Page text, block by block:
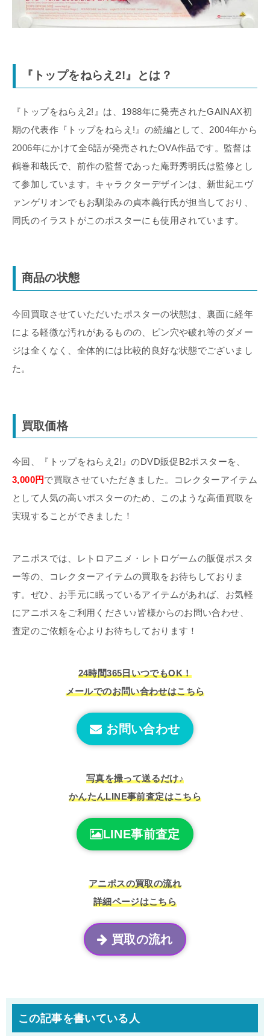
『トップをねらえ2!』とは？
『トップをねらえ2!』は、1988年に発売されたGAINAX初
期の代表作『トップをねらえ!』の続編として、2004年から
2006年にかけて全6話が発売されたOVA作品です。監督は
鶴巻和哉氏で、前作の監督であった庵野秀明氏は監修とし
て参加しています。キャラクターデザインは、新世紀エヴ
ァンゲリオンでもお馴染みの貞本義行氏が担当しており、
同氏のイラストがこのポスターにも使用されています。
商品の状態
今回買取させていただいたポスターの状態は、裏面に経年
による軽微な汚れがあるものの、ピン穴や破れ等のダメー
ジは全くなく、全体的には比較的良好な状態でございまし
た。
買取価格
今回、『トップをねらえ2!』のDVD販促B2ポスターを、
3,000円で買取させていただきました。コレクターアイテム
として人気の高いポスターのため、このような高価買取を
実現することができました！
アニポスでは、レトロアニメ・レトロゲームの販促ポスタ
ー等の、コレクターアイテムの買取をお待ちしておりま
す。ぜひ、お手元に眠っているアイテムがあれば、お気軽
にアニポスをご利用ください♪皆様からのお問い合わせ、
査定のご依頼を心よりお待ちしております！
24時間365日いつでもOK！
メールでのお問い合わせはこちら
お問い合わせ
写真を撮って送るだけ♪
かんたんLINE事前査定はこちら
LINE事前査定
アニポスの買取の流れ
詳細ページはこちら
買取の流れ
この記事を書いている人